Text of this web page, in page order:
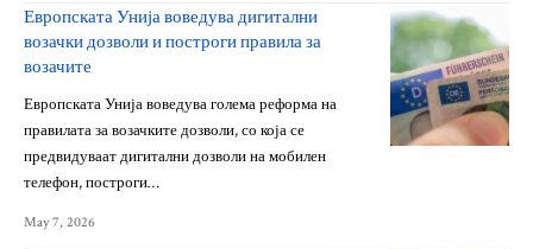
Европската Унија воведува дигитални
возачки дозволи и построги правила за
возачите
Европската Унија воведува голема реформа на
правилата за возачките дозволи, со која се
предвидуваат дигитални дозволи на мобилен
телефон, построги…
May 7, 2026